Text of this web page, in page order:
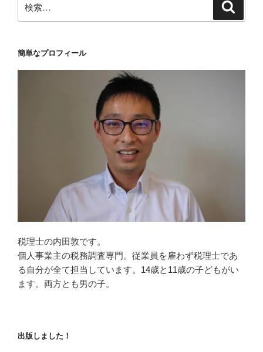
索:
簡単なプロフィール
税理士の内田敦です。
個人事業主の税務調査専門。従業員を雇わず税理士であ
る自分が全て担当しています。14歳と11歳の子どもがい
ます。両方とも男の子。
出版しました！